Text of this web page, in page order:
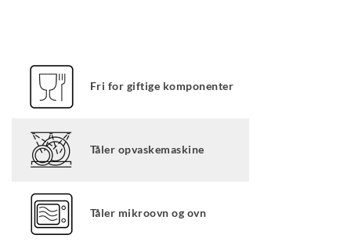
Fri for giftige komponenter
Tåler opvaskemaskine
Tåler mikroovn og ovn